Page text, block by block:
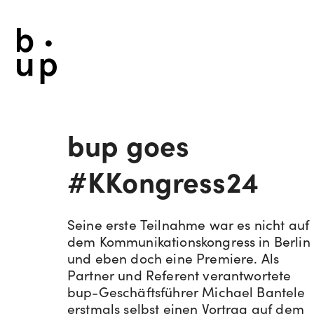
bup goes
#KKongress24
Seine erste Teilnahme war es nicht auf
dem Kommunikationskongress in Berlin
und eben doch eine Premiere. Als
Partner und Referent verantwortete
bup-Geschäftsführer Michael Bantele
erstmals selbst einen Vortrag auf dem